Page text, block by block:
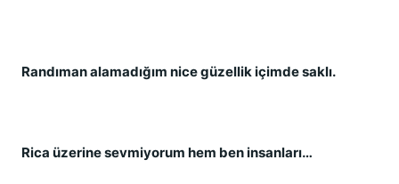
Randıman alamadığım nice güzellik içimde saklı.
Rica üzerine sevmiyorum hem ben insanları…